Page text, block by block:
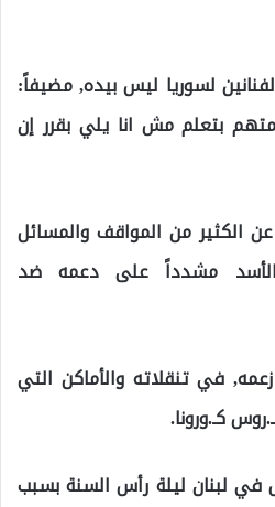
لسوريا ليس بيده, مضيفاً:
بتعلم مش انا يلي بقرر إن
الكثير من المواقف والمسائل
الأسد مشدداً على دعمه ضد
في تنقلاته والأماكن التي
كـ.ورونا.
لبنان ليلة رأس السنة بسبب